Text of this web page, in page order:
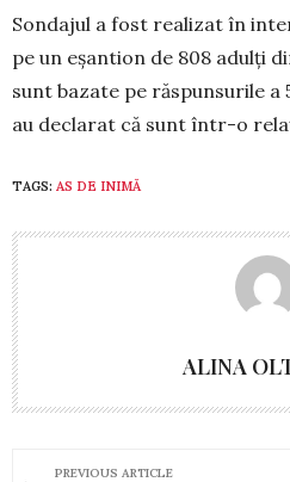
Sondajul a fost realizat în
pe un eșantion de 808 adulți
sunt bazate pe răspunsurile a
au declarat că sunt într-o
TAGS: AS DE INIMĂ
ALINA
PREVIOUS ARTICLE